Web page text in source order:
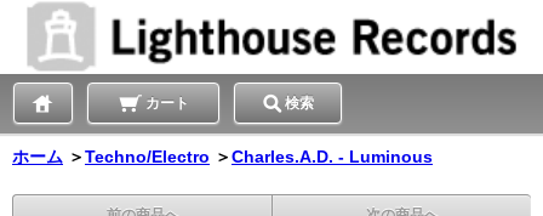
カート 検索
ホーム ＞Techno/Electro ＞Charles.A.D. - Luminous